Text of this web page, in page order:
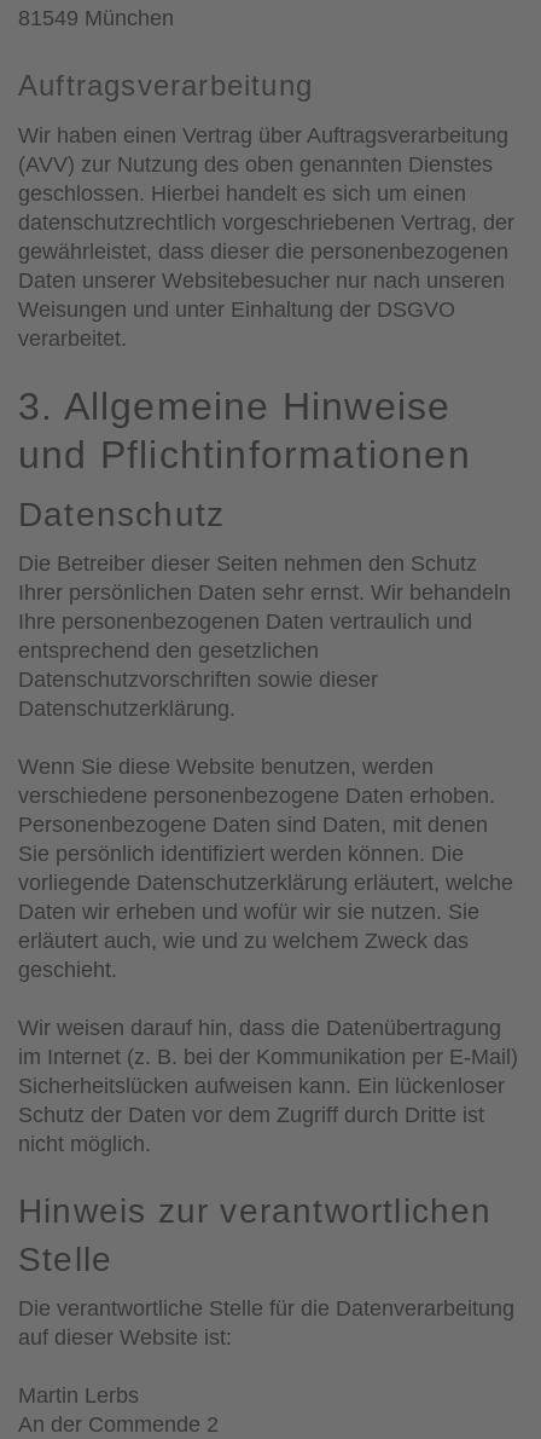
81549 München
Auftragsverarbeitung
Wir haben einen Vertrag über Auftragsverarbeitung
(AVV) zur Nutzung des oben genannten Dienstes
geschlossen. Hierbei handelt es sich um einen
datenschutzrechtlich vorgeschriebenen Vertrag, der
gewährleistet, dass dieser die personenbezogenen
Daten unserer Websitebesucher nur nach unseren
Weisungen und unter Einhaltung der DSGVO
verarbeitet.
3. Allgemeine Hinweise
und Pflicht­informationen
Datenschutz
Die Betreiber dieser Seiten nehmen den Schutz
Ihrer persönlichen Daten sehr ernst. Wir behandeln
Ihre personenbezogenen Daten vertraulich und
entsprechend den gesetzlichen
Datenschutzvorschriften sowie dieser
Datenschutzerklärung.
Wenn Sie diese Website benutzen, werden
verschiedene personenbezogene Daten erhoben.
Personenbezogene Daten sind Daten, mit denen
Sie persönlich identifiziert werden können. Die
vorliegende Datenschutzerklärung erläutert, welche
Daten wir erheben und wofür wir sie nutzen. Sie
erläutert auch, wie und zu welchem Zweck das
geschieht.
Wir weisen darauf hin, dass die Datenübertragung
im Internet (z. B. bei der Kommunikation per E-Mail)
Sicherheitslücken aufweisen kann. Ein lückenloser
Schutz der Daten vor dem Zugriff durch Dritte ist
nicht möglich.
Hinweis zur verantwortlichen
Stelle
Die verantwortliche Stelle für die Datenverarbeitung
auf dieser Website ist:
Martin Lerbs
An der Commende 2